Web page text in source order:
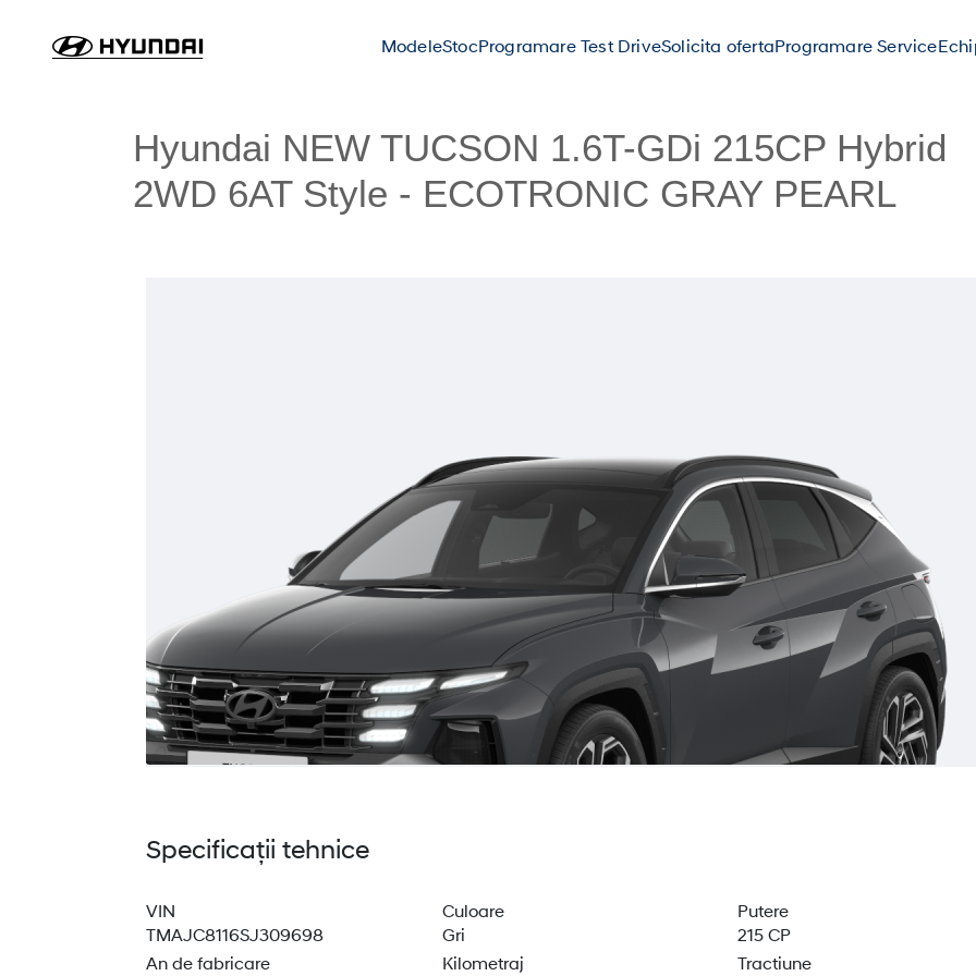
ModeleStocProgramare Test DriveSolicita ofertaProgramare Service
Hyundai NEW TUCSON 1.6T-GDi 215CP Hybrid
2WD 6AT Style - ECOTRONIC GRAY PEARL
Specificații tehnice
VIN
TMAJC8116SJ309698
An de fabricare
Culoare
Gri
Kilometraj
Putere
215 CP
Tractiune